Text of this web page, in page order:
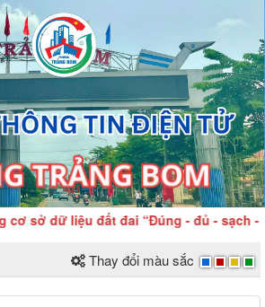
sở dữ liệu đất đai “Đúng - đủ - sạch -
Thay đổi màu sắc